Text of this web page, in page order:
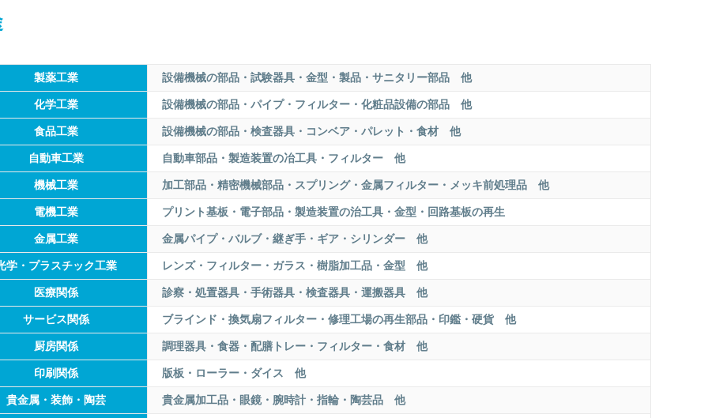
製薬工業 設備機械の部品・試験器具・金型・製品・サニタリー部品 他
化学工業 設備機械の部品・パイプ・フィルター・化粧品設備の部品 他
食品工業 設備機械の部品・検査器具・コンベア・パレット・食材 他
自動車工業 自動車部品・製造装置の冶工具・フィルター 他
機械工業 加工部品・精密機械部品・スプリング・金属フィルター・メッキ前処理品 他
電機工業 プリント基板・電子部品・製造装置の治工具・金型・回路基板の再生
金属工業 金属パイプ・バルブ・継ぎ手・ギア・シリンダー 他
学・プラスチック工業 レンズ・フィルター・ガラス・樹脂加工品・金型 他
医療関係 診察・処置器具・手術器具・検査器具・運搬器具 他
サービス関係 ブラインド・換気扇フィルター・修理工場の再生部品・印鑑・硬貨 他
厨房関係 調理器具・食器・配膳トレー・フィルター・食材 他
印刷関係 版板・ローラー・ダイス 他
貴金属・装飾・陶芸 貴金属加工品・眼鏡・腕時計・指輪・陶芸品 他